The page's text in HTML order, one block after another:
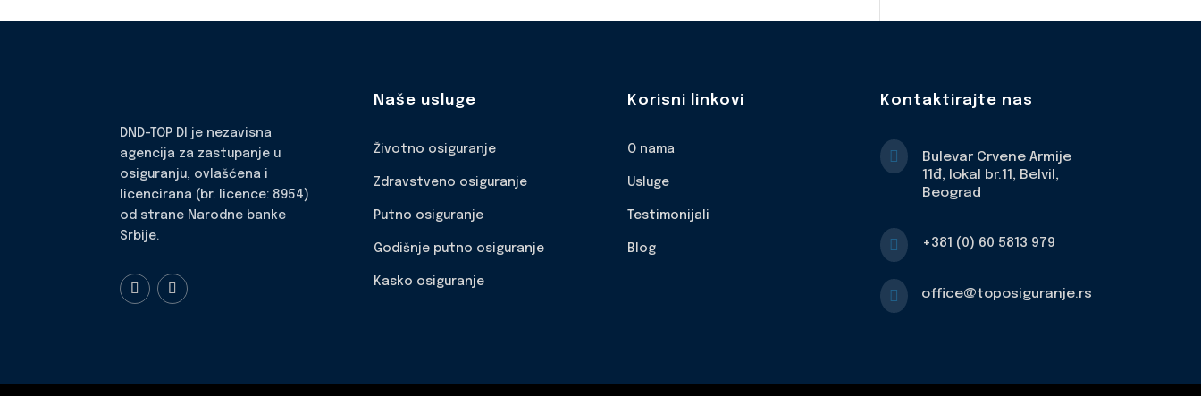
DND-TOP DI je nezavisna
agencija za zastupanje u
osiguranju, ovlašćena i
licencirana (br. licence: 8954)
od strane Narodne banke
Srbije.
Naše usluge
Životno osiguranje
Zdravstveno osiguranje
Putno osiguranje
Godišnje putno osiguranje
Kasko osiguranje
Korisni linkovi
O nama
Usluge
Testimonijali
Blog
Kontaktirajte nas

Bulevar Crvene Armije
11đ, lokal br.11, Belvil,
Beograd
 +381 (0) 60 5813 979
 office@toposiguranje.rs